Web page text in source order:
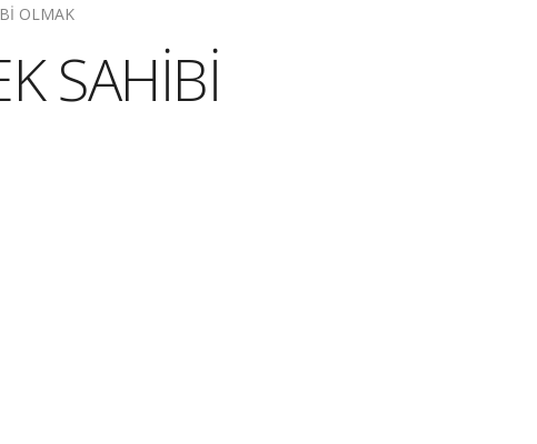
OLMAK
SAHİBİ